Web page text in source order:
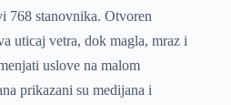
768 stanovnika. Otvoren
uticaj vetra, dok magla, mraz i
uslove na malom
prikazani su medijana i